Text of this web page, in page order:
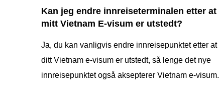
Kan jeg endre innreiseterminalen etter at
mitt Vietnam E-visum er utstedt?
Ja, du kan vanligvis endre innreisepunktet etter at
ditt Vietnam e-visum er utstedt, så lenge det nye
innreisepunktet også aksepterer Vietnam e-visum.